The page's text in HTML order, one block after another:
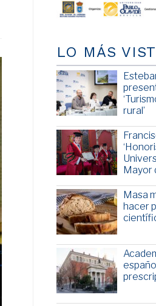
LO MÁS
rural’
Mayor
Masa
hacer